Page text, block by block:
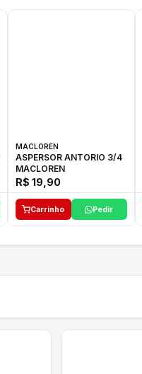
MACLOREN
ASPERSOR ANTORIO 3/4
MACLOREN
R$ 19,90
Carrinho Pedir